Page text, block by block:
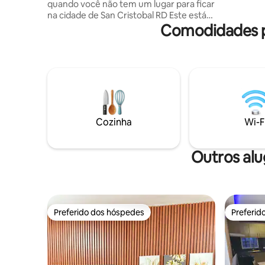
quando você não tem um lugar para ficar
na cidade de San Cristobal RD Este está
localizado perto de la sirena,
supermercado el Bravo, tudo o que
Palenque estão a 20 minutos de
distância, baneario la toma e as cavernas
de pomier estão a 20 minutos de
distância, as cavernas de pomier são um
em San Cristobal
Comodidades
Cozinha Wi-
Outros
Preferido dos hóspedes
Preferido dos hóspedes